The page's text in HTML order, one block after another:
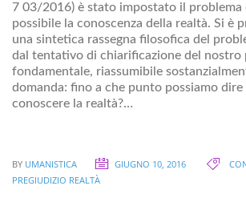
7 03/2016) è stato impostato il problema
possibile la conoscenza della realtà. Si è
una sintetica rassegna filosofica del
dal tentativo di chiarificazione del nostro
fondamentale, riassumibile
domanda: fino a che punto possiamo
conoscere la realtà?…
BY UMANISTICA GIUGNO 10, 2016
PREGIUDIZIO REALTÀ